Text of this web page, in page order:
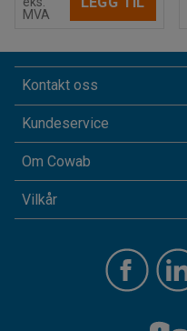
MVA
Kontakt oss
Kundeservice
Om Cowab
Vilkår